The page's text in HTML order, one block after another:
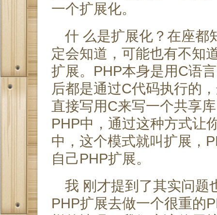
一个扩展化。
什 么是扩展化？在座都
定会知道，可能也有不知
扩展。PHP本身是用C语
后都是通过C代码执行的
直接写用C来写一个共享
PHP中，通过这种方式让
中，这个模式就叫扩展，
自己PHP扩展。
我 刚才提到了其实问题
PHP扩展去做一个很重的